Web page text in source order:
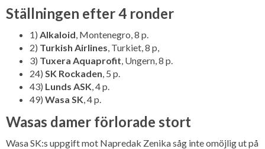
Ställningen efter 4 ronder
1) Alkaloid, Montenegro, 8 p.
2) Turkish Airlines, Turkiet, 8 p,
3) Tuxera Aquaprofit, Ungern, 8 p.
24) SK Rockaden, 5 p.
43) Lunds ASK, 4 p.
49) Wasa SK, 4 p.
Wasas damer förlorade stort
Wasa SK:s uppgift mot Napredak Zenika såg inte omöjlig ut på